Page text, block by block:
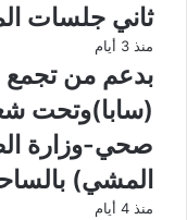
ثاني جلسات
منذ 3 أيام
بدعم من تجمع
(سابا)وتحت
صحي-وزارة
المشي)
منذ 4 أيام